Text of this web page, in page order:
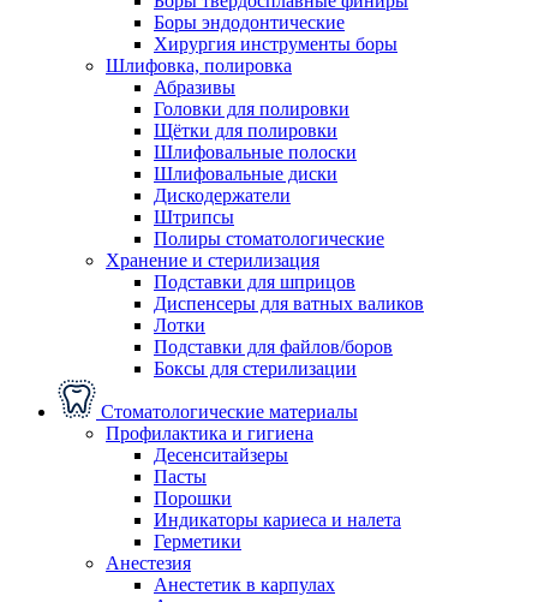
Боры эндодонтические
Хирургия инструменты боры
Шлифовка, полировка
Абразивы
Головки для полировки
Щётки для полировки
Шлифовальные полоски
Шлифовальные диски
Дискодержатели
Штрипсы
Полиры стоматологические
Хранение и стерилизация
Подставки для шприцов
Диспенсеры для ватных валиков
Лотки
Подставки для файлов/боров
Боксы для стерилизации
Стоматологические материалы
Профилактика и гигиена
Десенситайзеры
Пасты
Порошки
Индикаторы кариеса и налета
Герметики
Анестезия
Анестетик в карпулах